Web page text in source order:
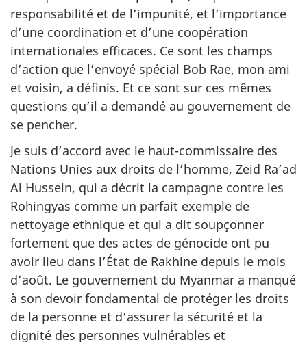
responsabilité et de l’impunité, et l’importance
d’une coordination et d’une coopération
internationales efficaces. Ce sont les champs
d’action que l’envoyé spécial Bob Rae, mon ami
et voisin, a définis. Et ce sont sur ces mêmes
questions qu’il a demandé au gouvernement de
se pencher.
Je suis d’accord avec le haut-commissaire des
Nations Unies aux droits de l’homme, Zeid Ra’ad
Al Hussein, qui a décrit la campagne contre les
Rohingyas comme un parfait exemple de
nettoyage ethnique et qui a dit soupçonner
fortement que des actes de génocide ont pu
avoir lieu dans l’État de Rakhine depuis le mois
d’août. Le gouvernement du Myanmar a manqué
à son devoir fondamental de protéger les droits
de la personne et d’assurer la sécurité et la
dignité des personnes vulnérables et